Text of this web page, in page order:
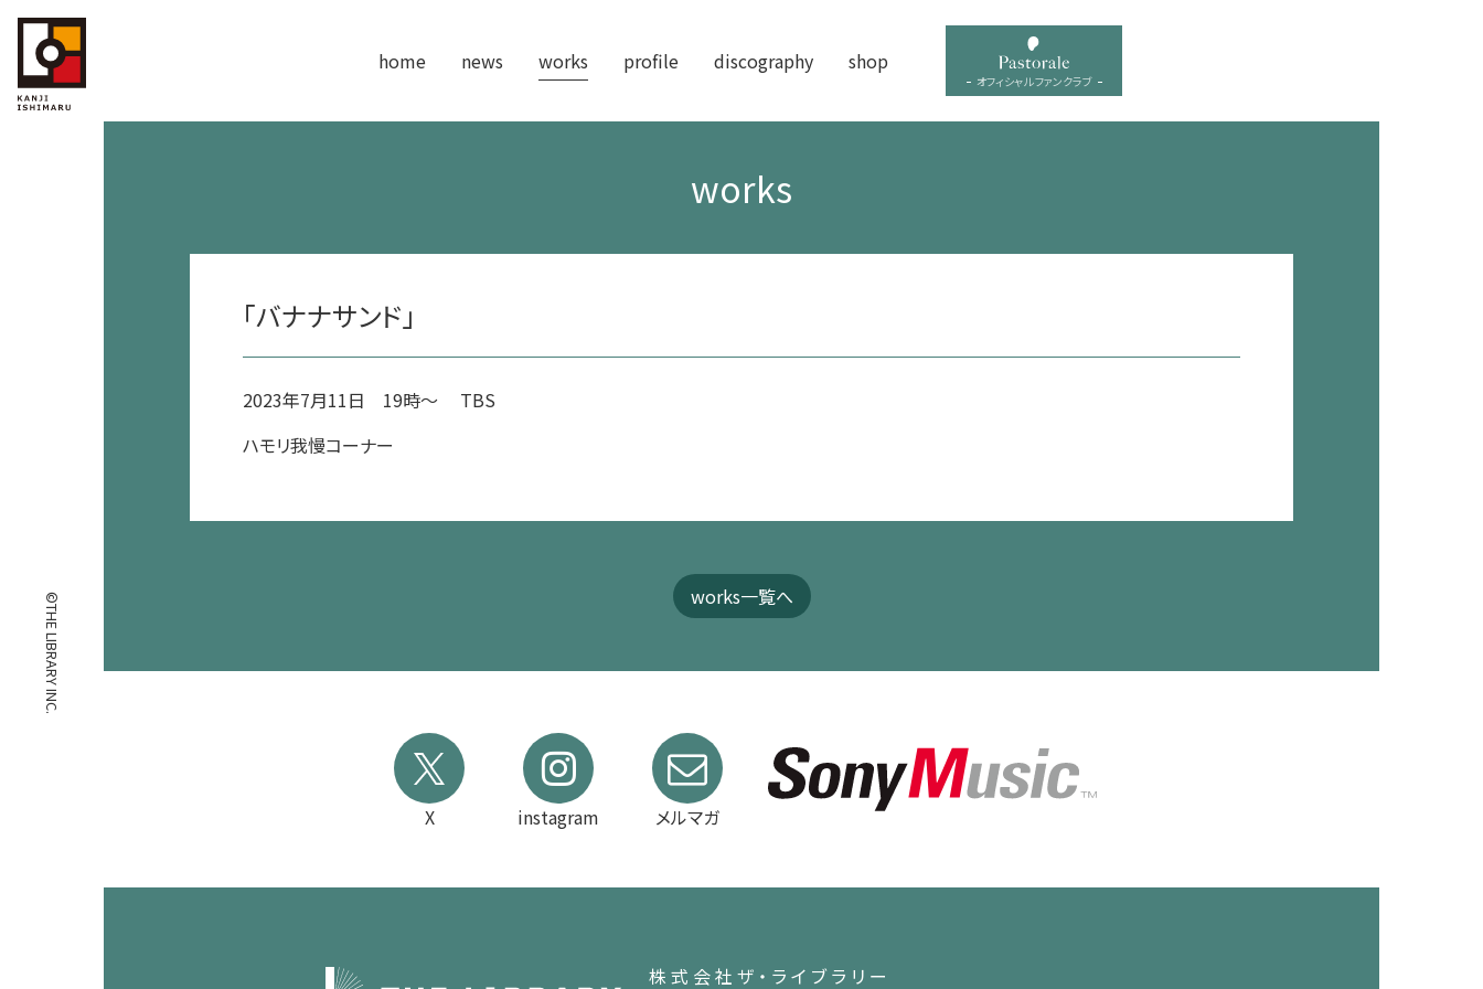
home news works profile discography shop
オフィシャル ファンクラブ
works
「バナナサンド」
2023年7月11日 19時～ TBS
ハモリ我慢コーナー
works一覧へ
X instagram メルマガ
株式会社ザ・ライブラリー
©THE LIBRARY INC.